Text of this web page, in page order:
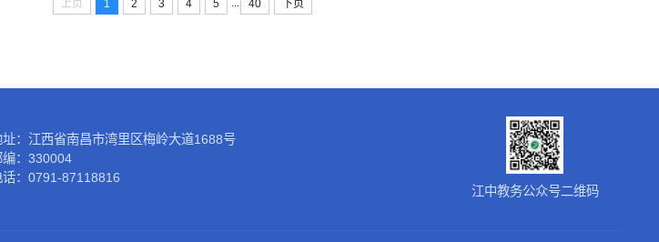
上页 1 2 3 4 5 40 下页
址：江西省南昌市湾里区梅岭大道1688号
编：330004
话：0791-87118816
江中教务公众号二维码